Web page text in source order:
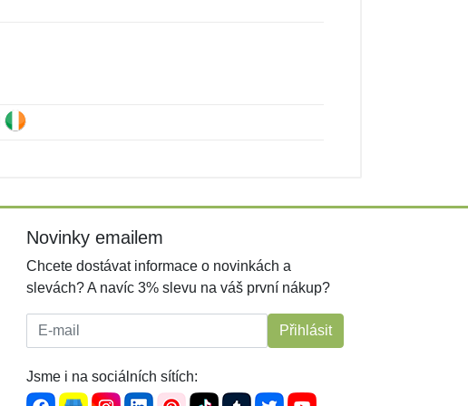
Novinky emailem
Chcete dostávat informace o novinkách a
slevách? A navíc 3% slevu na váš první nákup?
E-mail: Přihlásit
Jsme i na sociálních sítích: